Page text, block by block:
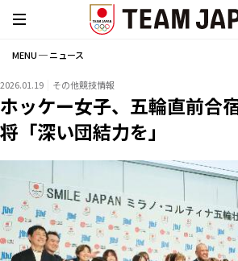
MENU ─ ニュース
2026.01.19 その他競技情報
ホッケー女子、五輪直前合
将「深い団結力を」